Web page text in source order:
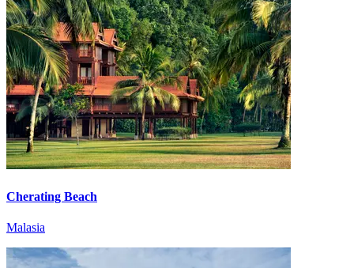
Cherating Beach
Malasia